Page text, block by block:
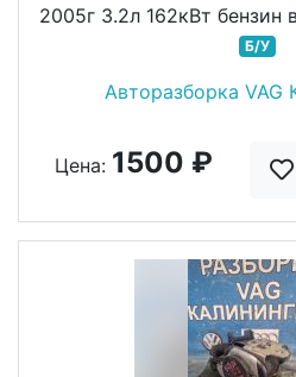
2005г 3.2л 162кВт
Б/У
Авторазборка VAG
Цена: 1500 ₽